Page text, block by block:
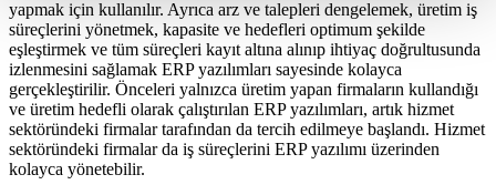
yapmak için kullanılır. Ayrıca arz ve talepleri dengelemek, üretim iş
süreçlerini yönetmek, kapasite ve hedefleri optimum şekilde
eşleştirmek ve tüm süreçleri kayıt altına alınıp ihtiyaç doğrultusunda
izlenmesini sağlamak ERP yazılımları sayesinde kolayca
gerçekleştirilir. Önceleri yalnızca üretim yapan firmaların kullandığı
ve üretim hedefli olarak çalıştırılan ERP yazılımları, artık hizmet
sektöründeki firmalar tarafından da tercih edilmeye başlandı. Hizmet
sektöründeki firmalar da iş süreçlerini ERP yazılımı üzerinden
kolayca yönetebilir.